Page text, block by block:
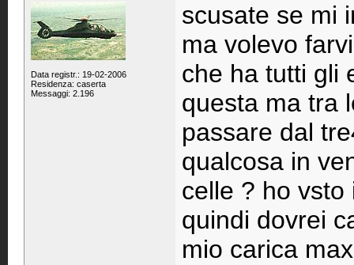
Data registr.: 19-02-2006
Residenza: caserta
Messaggi: 2.196
scusate se mi
ma volevo
che ha tutti gli
questa ma tra
passare dal
qualcosa in
celle ? ho
quindi dovrei
mio carica